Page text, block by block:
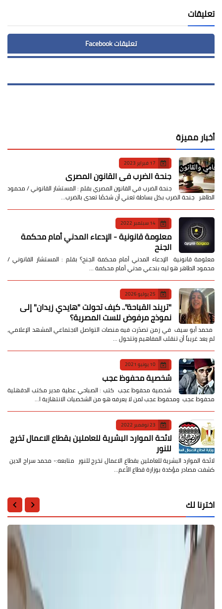
تعليقات
تعليقات Facebook
أخبار مميزة
17 فبراير 2023
جنحة الضرب في القانون المصري
جنحة الضرب في القانون المصري بقلم : المستشار القانوني / محمود
الطاهر جنحة الضرب بكل بساطة تعني أن شخصًا تعدى بالضرب…
14 سبتمبر 2022
معلومة قانونية - الإدعاء المدني أمام محكمة
الجنح
معلومة قانونية الإدعاء المدني أمام محكمة الجنح؟ بقلم : المستشار القانوني /
محمود الطاهر هو ليه بندعي مدني أمام محكمة …
25 يوليو 2026
​"تريند القباحة".. كيف تحولت "هايدي زيدان" إلى
نموذج مرفوض للست المصرية؟
​ محمد أبو سيف ​في زمن تصدّرت فيه منصات التواصل الاجتماعي المشهد الإعلامي،
لم يعد غريباً أن تنقلب المفاهيم وتتحول …
10 يونيو 2021
شخصية محفوظ عجب
شخصية محفوظ عجب كتب : الصباحي عطية مدير مكتب الدقهلية
محفوظ عجب ومحفوظ عجب لمن لا يعرفه هو من الشخصيات الانتهازية ا…
23 نوفمبر 2022
لائحة الموارد البشرية للعاملين بقطاع الاعمال تخرج
للنور
لائحة الموارد البشرية للعاملين بقطاع الاعمال تخرج للنور متابعه:- محمد سراج الدين
كشفت مصادر مؤكدة بوزارة قطاع الأعم…
اخترنا لك